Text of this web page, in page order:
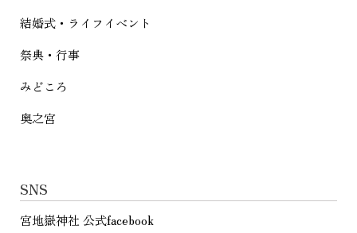
結婚式・ライフイベント
祭典・行事
みどころ
奥之宮
SNS
宮地嶽神社 公式facebook